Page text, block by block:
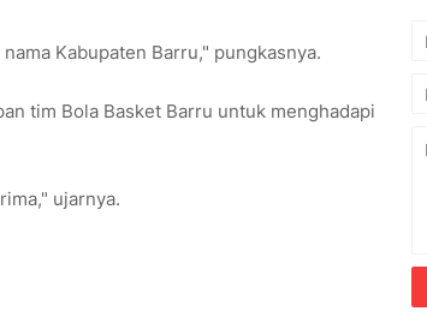
Kabupaten Barru," pungkasnya.
tim Bola Basket Barru untuk menghadapi
ujarnya.